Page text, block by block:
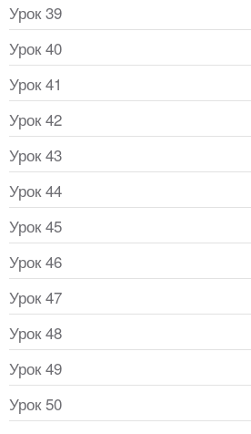
Урок 39
Урок 40
Урок 41
Урок 42
Урок 43
Урок 44
Урок 45
Урок 46
Урок 47
Урок 48
Урок 49
Урок 50